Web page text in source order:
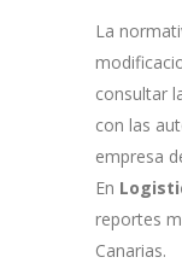
La
consultar
con las
empresa
En
reportes
Canarias.